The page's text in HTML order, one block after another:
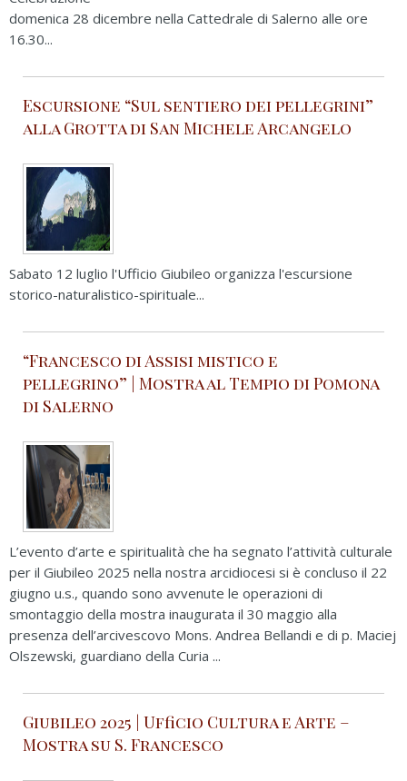
domenica 28 dicembre nella Cattedrale di Salerno alle ore
16.30...
Escursione “Sul sentiero dei pellegrini”
alla Grotta di San Michele Arcangelo
Sabato 12 luglio l'Ufficio Giubileo organizza l'escursione
storico-naturalistico-spirituale...
“Francesco di Assisi mistico e
pellegrino” | Mostra al Tempio di Pomona
di Salerno
L’evento d’arte e spiritualità che ha segnato l’attività culturale
per il Giubileo 2025 nella nostra arcidiocesi si è concluso il 22
giugno u.s., quando sono avvenute le operazioni di
smontaggio della mostra inaugurata il 30 maggio alla
presenza dell’arcivescovo Mons. Andrea Bellandi e di p. Maciej
Olszewski, guardiano della Curia ...
Giubileo 2025 | Ufficio Cultura e Arte –
Mostra su S. Francesco